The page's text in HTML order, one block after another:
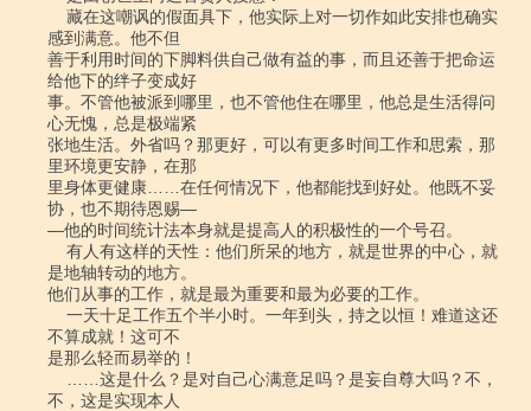
感到满意。他不但
善于利用时间的下脚料供自己做有益的事，而且还善于把命运
给他下的绊子变成好
事。不管他被派到哪里，也不管他住在哪里，他总是生活得问
心无愧，总是极端紧
张地生活。外省吗？那更好，可以有更多时间工作和思索，那
里环境更安静，在那
里身体更健康……在任何情况下，他都能找到好处。他既不妥
协，也不期待恩赐―
―他的时间统计法本身就是提高人的积极性的一个号召。
是地轴转动的地方。
他们从事的工作，就是最为重要和最为必要的工作。
不算成就！这可不
是那么轻而易举的！
不，这是实现本人